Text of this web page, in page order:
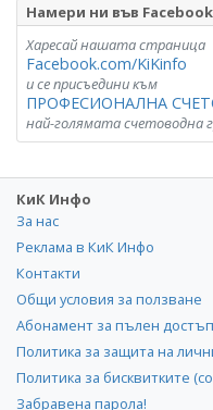
Намери ни във Facebook
Харесай нашата страница
Facebook.com/KiKinfo
и се присъедини към
ПРОФЕСИОНАЛНА
най-голямата счетоводна
КиК Инфо
За нас
Реклама в КиК Инфо
Контакти
Общи условия за ползване
Абонамент за пълен достъп
Политика за защита на
Политика за бисквитките
Забравена парола!